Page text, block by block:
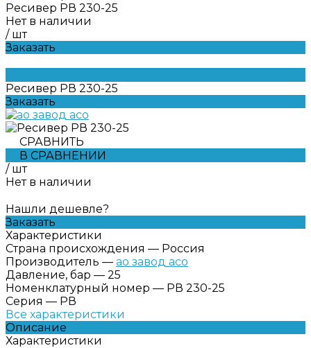
Ресивер РВ 230-25
Нет в наличии
/ шт
Заказать
Ресивер РВ 230-25
Заказать
СРАВНИТЬ
В СРАВНЕНИИ
/ шт
Нет в наличии
Нашли дешевле?
Заказать
Характеристики
Страна происхождения — Россия
Производитель — ао завод асо
Давление, бар — 25
Номенклатурный номер — РВ 230-25
Серия — РВ
Все характеристики
Описание
Характеристики